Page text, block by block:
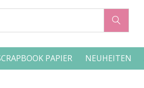

PAPIER NEUHEITEN